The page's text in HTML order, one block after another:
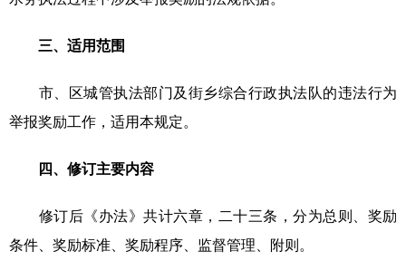
三、适用范围
市、区城管执法部门及街乡综合行政执法队的违法行为
举报奖励工作，适用本规定。
四、修订主要内容
修订后《办法》共计六章，二十三条，分为总则、奖励
条件、奖励标准、奖励程序、监督管理、附则。